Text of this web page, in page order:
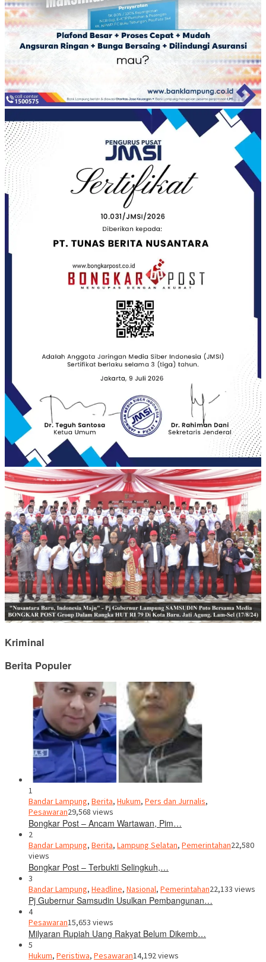
Kriminal
Berita Populer
1
Bandar Lampung, Berita, Hukum, Pers dan Jurnalis,
Pesawaran29,568 views
Bongkar Post – Ancam Wartawan, Pim…
2
Bandar Lampung, Berita, Lampung Selatan, Pemerintahan22,580
views
Bongkar Post – Terbukti Selingkuh,…
3
Bandar Lampung, Headline, Nasional, Pemerintahan22,133 views
Pj Gubernur Samsudin Usulkan Pembangunan…
4
Pesawaran15,653 views
Milyaran Rupiah Uang Rakyat Belum Dikemb…
5
Hukum, Peristiwa, Pesawaran14,192 views